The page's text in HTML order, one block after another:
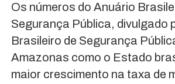
Os números do Anuário
Segurança Pública, divulgado
Brasileiro de Segurança
Amazonas como o Estado
maior crescimento na taxa de